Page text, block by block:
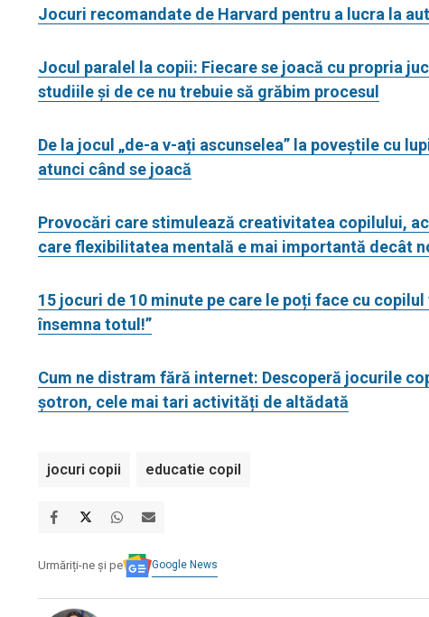
Jocuri recomandate de Harvard pentru a lucra la
Jocul paralel la copii: Fiecare se joacă cu propria
studiile și de ce nu trebuie să grăbim procesul
De la jocul „de-a v-ați ascunselea” la poveștile cu
atunci când se joacă
Provocări care stimulează creativitatea copilului,
care flexibilitatea mentală e mai importantă decât
15 jocuri de 10 minute pe care le poți face cu
însemna totul!”
Cum ne distram fără internet: Descoperă jocurile
șotron, cele mai tari activități de altădată
jocuri copii educatie copil
Urmăriți-ne și pe Google News